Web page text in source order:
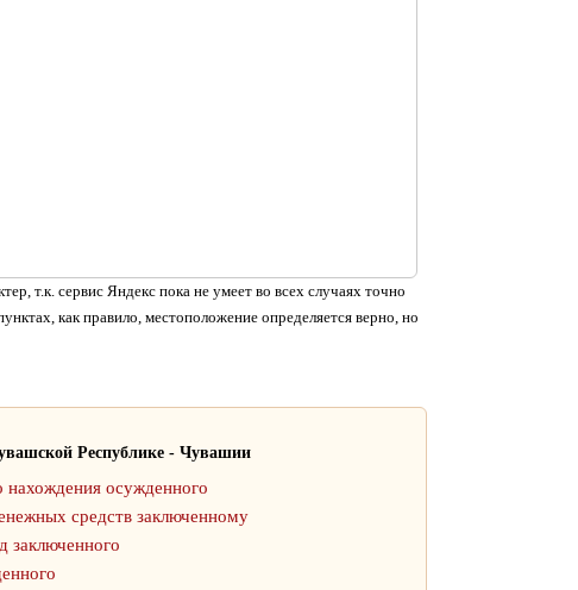
т.к. сервис Яндекс пока не умеет во всех случаях точно
как правило, местоположение определяется верно, но
Республике - Чувашии
нахождения осужденного
средств заключенному
заключенного